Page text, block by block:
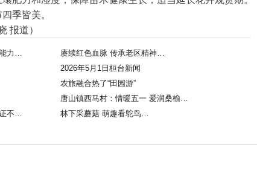
季皆美。
报道）
力…
赓续红色血脉 传承老区精神…
2026年5月1日桓台新闻
农旅融合热了“田园游”
唐山镇西马村：情暖五一 爱润桑榆…
不…
林下采蘑菇 萌趣看鸵鸟…